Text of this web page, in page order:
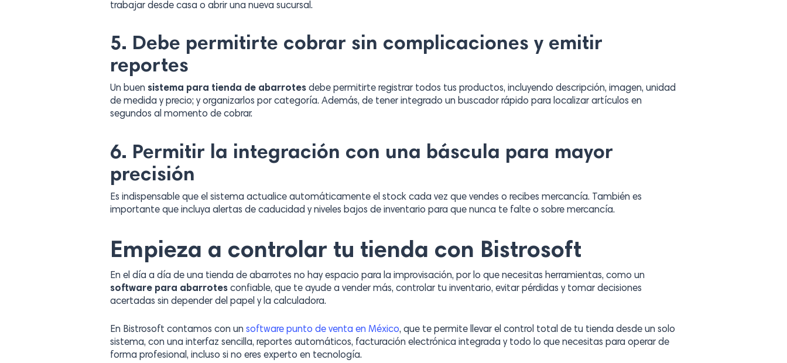
trabajar desde casa o abrir una nueva sucursal.
5. Debe permitirte cobrar sin complicaciones y emitir
reportes
Un buen sistema para tienda de abarrotes debe permitirte registrar todos tus productos, incluyendo descripción, imagen, unidad
de medida y precio; y organizarlos por categoría. Además, de tener integrado un buscador rápido para localizar artículos en
segundos al momento de cobrar.
6. Permitir la integración con una báscula para mayor
precisión
Es indispensable que el sistema actualice automáticamente el stock cada vez que vendes o recibes mercancía. También es
importante que incluya alertas de caducidad y niveles bajos de inventario para que nunca te falte o sobre mercancía.
Empieza a controlar tu tienda con Bistrosoft
En el día a día de una tienda de abarrotes no hay espacio para la improvisación, por lo que necesitas herramientas, como un
software para abarrotes confiable, que te ayude a vender más, controlar tu inventario, evitar pérdidas y tomar decisiones
acertadas sin depender del papel y la calculadora.
En Bistrosoft contamos con un software punto de venta en México, que te permite llevar el control total de tu tienda desde un solo
sistema, con una interfaz sencilla, reportes automáticos, facturación electrónica integrada y todo lo que necesitas para operar de
forma profesional, incluso si no eres experto en tecnología.